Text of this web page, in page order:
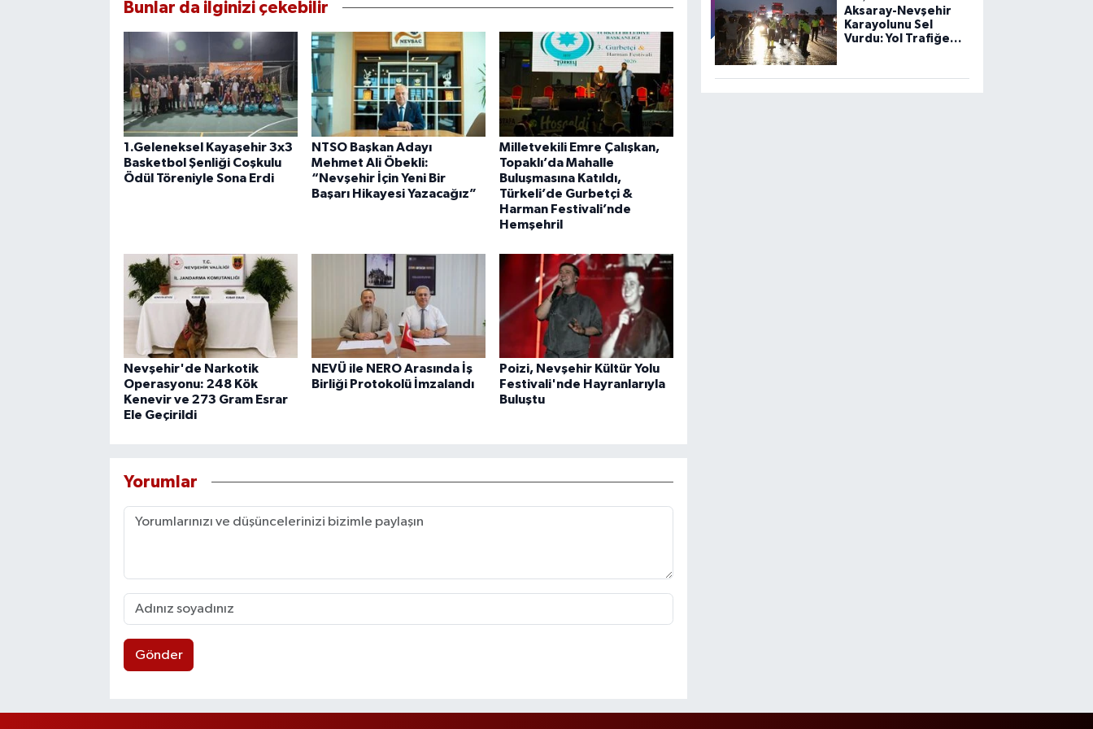
Bunlar da ilginizi çekebilir
1.Geleneksel Kayaşehir 3x3
Basketbol Şenliği Coşkulu
Ödül Töreniyle Sona Erdi
NTSO Başkan Adayı
Mehmet Ali Öbekli:
“Nevşehir İçin Yeni Bir
Başarı Hikayesi Yazacağız”
Milletvekili Emre Çalışkan,
Topaklı’da Mahalle
Buluşmasına Katıldı,
Türkeli’de Gurbetçi &
Harman Festivali’nde
Hemşehril
Nevşehir'de Narkotik
Operasyonu: 248 Kök
Kenevir ve 273 Gram Esrar
Ele Geçirildi
NEVÜ ile NERO Arasında İş
Birliği Protokolü İmzalandı
Poizi, Nevşehir Kültür Yolu
Festivali'nde Hayranlarıyla
Buluştu
Yorumlar
Gönder
Aksaray-Nevşehir
Karayolunu Sel
Vurdu: Yol Trafiğe